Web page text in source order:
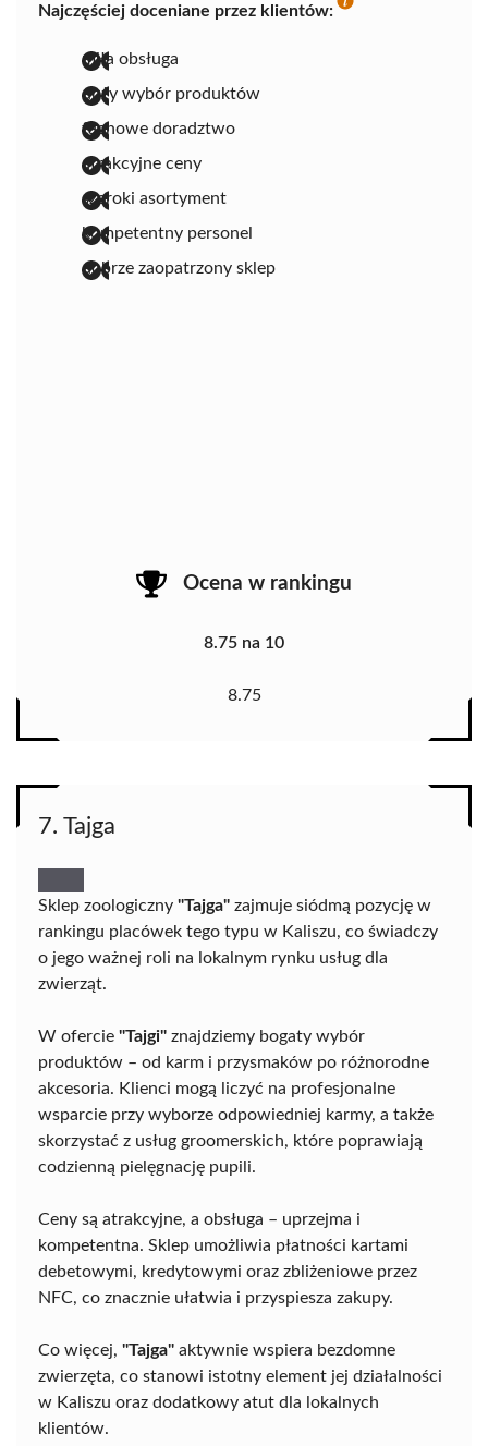
Najczęściej doceniane przez klientów:
miła obsługa
duży wybór produktów
fachowe doradztwo
atrakcyjne ceny
szeroki asortyment
kompetentny personel
dobrze zaopatrzony sklep
Ocena w rankingu
8.75 na 10
8.75
7. Tajga
Sklep zoologiczny "Tajga" zajmuje siódmą pozycję w
rankingu placówek tego typu w Kaliszu, co świadczy
o jego ważnej roli na lokalnym rynku usług dla
zwierząt.
W ofercie "Tajgi" znajdziemy bogaty wybór
produktów – od karm i przysmaków po różnorodne
akcesoria. Klienci mogą liczyć na profesjonalne
wsparcie przy wyborze odpowiedniej karmy, a także
skorzystać z usług groomerskich, które poprawiają
codzienną pielęgnację pupili.
Ceny są atrakcyjne, a obsługa – uprzejma i
kompetentna. Sklep umożliwia płatności kartami
debetowymi, kredytowymi oraz zbliżeniowe przez
NFC, co znacznie ułatwia i przyspiesza zakupy.
Co więcej, "Tajga" aktywnie wspiera bezdomne
zwierzęta, co stanowi istotny element jej działalności
w Kaliszu oraz dodatkowy atut dla lokalnych
klientów.